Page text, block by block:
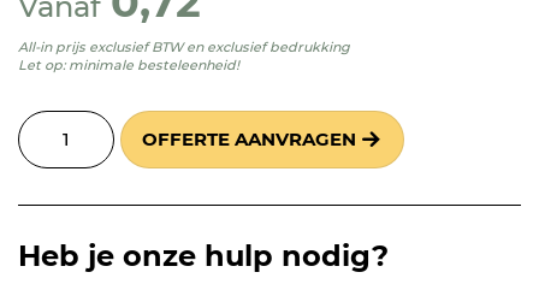
All-in prijs exclusief BTW en exclusief bedrukking
Let op: minimale besteleenheid!
OFFERTE AANVRAGEN
Heb je onze hulp nodig?